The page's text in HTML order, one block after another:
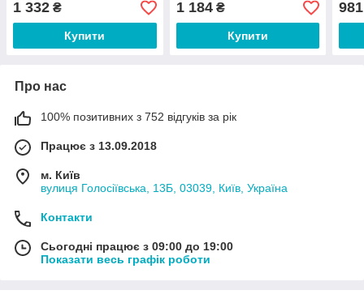
1 332 ₴
Купити
1 184₴
Купити
981
Про нас
100% позитивних з 752 відгуків за рік
Працює з 13.09.2018
м. Київ
вулиця Голосіївська, 13Б, 03039, Київ, Україна
Контакти
Сьогодні працює з 09:00 до 19:00
Показати весь графік роботи